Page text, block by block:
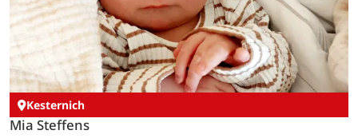
Kesternich
Mia Steffens